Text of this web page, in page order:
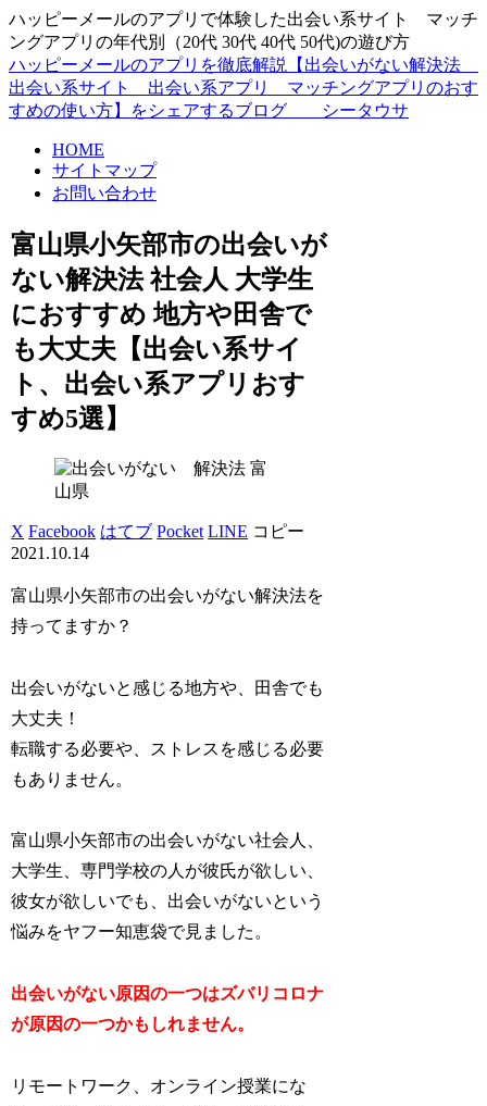
ハッピーメールのアプリで体験した出会い系サイト マッチ
ングアプリの年代別（20代 30代 40代 50代)の遊び方
ハッピーメールのアプリを徹底解説【出会いがない解決法
出会い系サイト 出会い系アプリ マッチングアプリのおす
すめの使い方】をシェアするブログ シータウサ
HOME
サイトマップ
お問い合わせ
富山県小矢部市の出会いが
ない解決法 社会人 大学生
におすすめ 地方や田舎で
も大丈夫【出会い系サイ
ト、出会い系アプリおす
すめ5選】
富
山県
X Facebook はてブ Pocket LINE コピー
2021.10.14
富山県小矢部市の出会いがない解決法を
持ってますか？
出会いがないと感じる地方や、田舎でも
大丈夫！
転職する必要や、ストレスを感じる必要
もありません。
富山県小矢部市の出会いがない社会人、
大学生、専門学校の人が彼氏が欲しい、
彼女が欲しいでも、出会いがないという
悩みをヤフー知恵袋で見ました。
出会いがない原因の一つはズバリコロナ
が原因の一つかもしれません。
リモートワーク、オンライン授業にな